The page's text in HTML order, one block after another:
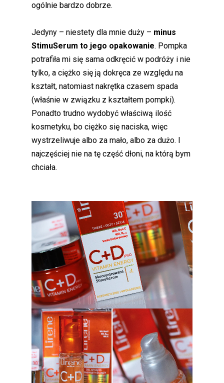
ogólnie bardzo dobrze.
Jedyny – niestety dla mnie duży – minus
StimuSerum to jego opakowanie. Pompka
potrafiła mi się sama odkręcić w podróży i nie
tylko, a ciężko się ją dokręca ze względu na
kształt, natomiast nakrętka czasem spada
(właśnie w związku z kształtem pompki).
Ponadto trudno wydobyć właściwą ilość
kosmetyku, bo ciężko się naciska, więc
wystrzeliwuje albo za mało, albo za dużo. I
najczęściej nie na tę część dłoni, na którą bym
chciała.